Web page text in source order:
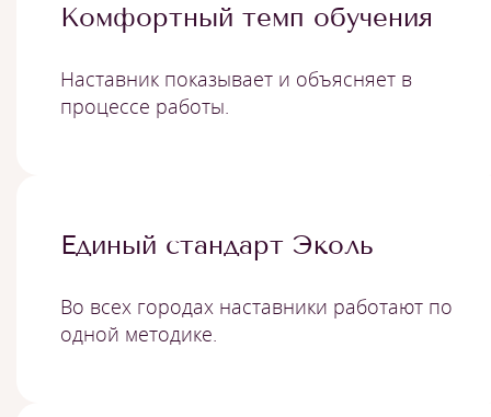
Комфортный темп обучения
Наставник показывает и объясняет в
процессе работы.
Единый стандарт Эколь
Во всех городах наставники работают по
одной методике.